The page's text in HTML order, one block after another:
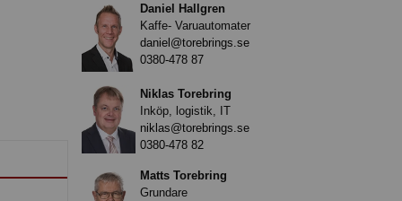
Daniel Hallgren
Kaffe- Varuautomater
daniel@torebrings.se
0380-478 87
Niklas Torebring
Inköp, logistik, IT
niklas@torebrings.se
0380-478 82
Matts Torebring
Grundare